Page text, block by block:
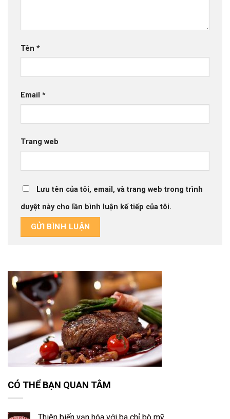
Tên *
Email *
Trang web
Lưu tên của tôi, email, và trang web trong trình
duyệt này cho lần bình luận kế tiếp của tôi.
CÓ THỂ BẠN QUAN TÂM